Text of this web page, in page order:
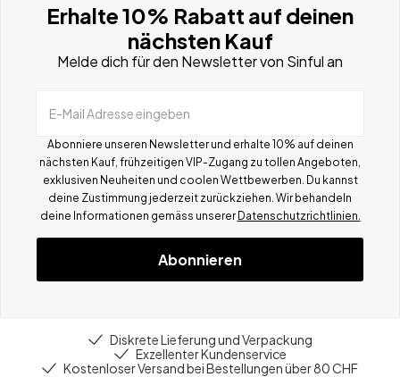
Erhalte 10% Rabatt auf deinen
nächsten Kauf
Melde dich für den Newsletter von Sinful an
E-Mail Adresse eingeben
Abonniere unseren Newsletter und erhalte 10% auf deinen
nächsten Kauf, frühzeitigen VIP-Zugang zu tollen Angeboten,
exklusiven Neuheiten und coolen Wettbewerben. Du kannst
deine Zustimmung jederzeit zurückziehen. Wir behandeln
deine Informationen gemäss unserer Datenschutzrichtlinien.
Abonnieren
Diskrete Lieferung und Verpackung
Exzellenter Kundenservice
Kostenloser Versand bei Bestellungen über 80 CHF